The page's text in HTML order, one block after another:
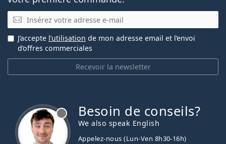
E-mail
Recevoir la newsletter
J’accepte l’utilisation de mon adresse email et l’envoi
d’offres commerciales
Besoin de conseils?
We also speak English
Appelez-nous (Lun-Ven 8h30-16h)